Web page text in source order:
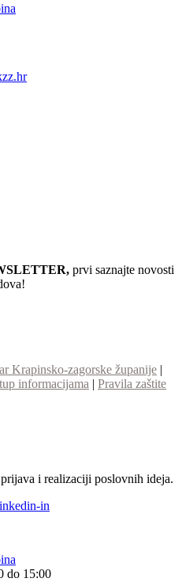
prvi saznajte novosti
Krapinsko-zagorske županije |
informacijama | Pravila zaštite
i realizaciji poslovnih ideja.
in
do 15:00